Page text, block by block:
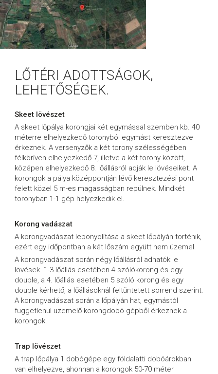
LŐTÉRI ADOTTSÁGOK,
LEHETŐSÉGEK.
Skeet lövészet
A skeet lőpálya korongjai két egymással szemben kb. 40
méterre elhelyezkedő toronyból egymást keresztezve
érkeznek. A versenyzők a két torony szélességében
félköríven elhelyezkedő 7, illetve a két torony között,
középen elhelyezkedő 8. lőállásról adják le lövéseiket. A
korongok a pálya középpontján lévő keresztezési pont
felett közel 5 m-es magasságban repülnek. Mindkét
toronyban 1-1 gép helyezkedik el.
Korong vadászat
A korongvadászat lebonyolítása a skeet lőpályán történik,
ezért egy időpontban a két lőszám együtt nem üzemel.
A korongvadászat során négy lőállásról adhatók le
lövések. 1-3 lőállás esetében 4 szólókorong és egy
double, a 4. lőállás esetében 5 szóló korong és egy
double kérhető, a lőállásoknál feltüntetett sorrend szerint.
A korongvadászat során a lőpályán hat, egymástól
függetlenül üzemelő korongdobó gépből érkeznek a
korongok.
Trap lövészet
A trap lőpálya 1 dobógépe egy földalatti dobóárokban
van elhelyezve, ahonnan a korongok 50-70 méter